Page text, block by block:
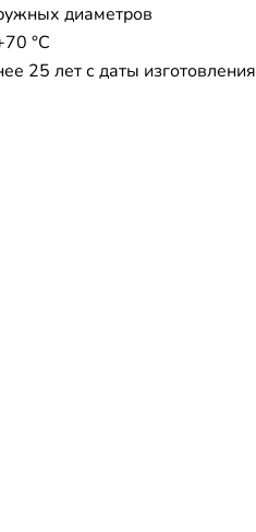
диаметров
°C
25 лет с даты изготовления